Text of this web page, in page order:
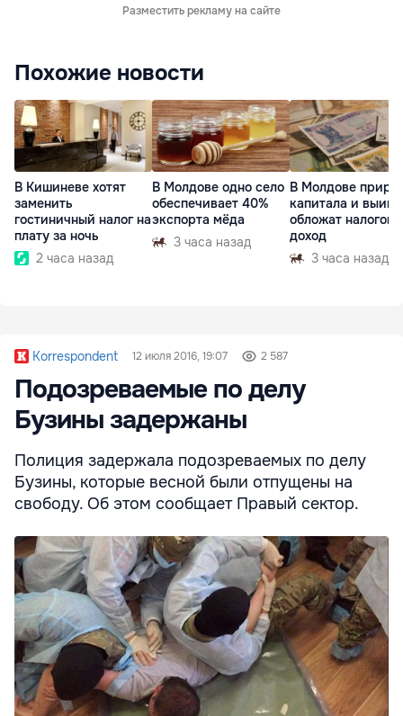
Разместить рекламу на сайте
Похожие новости
В Кишиневе хотят
заменить
гостиничный налог на
плату за ночь
2 часа назад
В Молдове одно село
обеспечивает 40%
экспорта мёда
3 часа назад
В Молдове
капитала и
обложат налогом
доход
3 часа назад
Korrespondent 12 июля 2016, 19:07 2 587
Подозреваемые по делу
Бузины задержаны
Полиция задержала подозреваемых по делу
Бузины, которые весной были отпущены на
свободу. Об этом сообщает Правый сектор.